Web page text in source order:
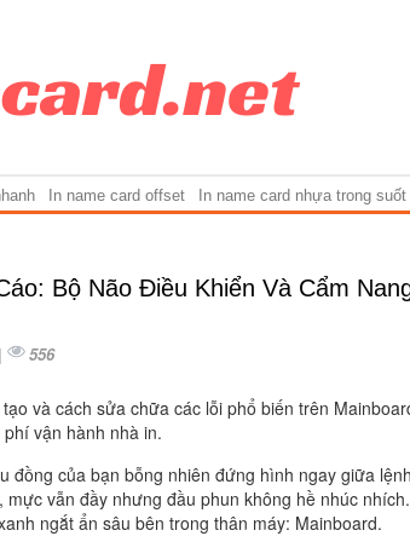
In name card offset In name card nhựa trong suốt
Bộ Não Điều Khiển Và Cẩm
556
và cách sửa chữa các lỗi phổ biến trên
vận hành nhà in.
đồng của bạn bỗng nhiên đứng hình ngay giữa
vẫn đầy nhưng đầu phun không hề nhúc
ngắt ẩn sâu bên trong thân máy: Mainboard.